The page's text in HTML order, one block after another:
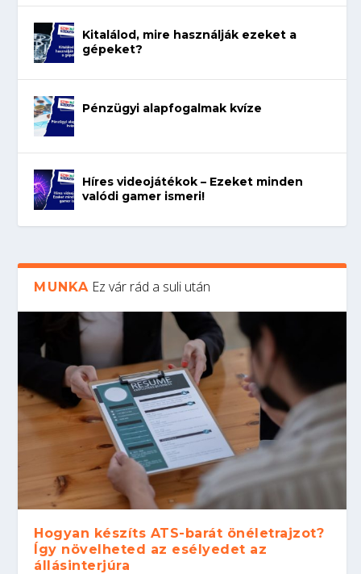
Kitalálod, mire használják ezeket a
gépeket?
Pénzügyi alapfogalmak kvíze
Híres videojátékok – Ezeket minden
valódi gamer ismeri!
MUNKA Ez vár rád a suli után
Hogyan készíts ATS-barát önéletrajzot?
Így növelheted az esélyedet az
állásinterjúra